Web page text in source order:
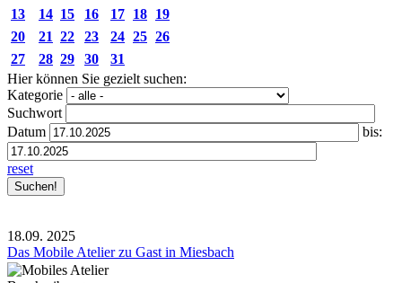
13
14 15 16 17 18 19
20
21 22 23 24 25 26
27
28 29 30
31
Hier können Sie gezielt suchen:
Kategorie
Suchwort
Datum
bis:
reset
18.09. 2025
Das Mobile Atelier zu Gast in Miesbach